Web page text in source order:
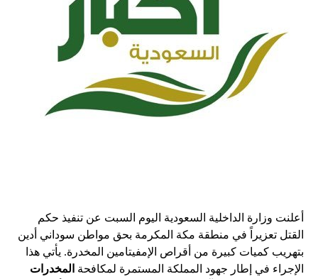
أعلنت وزارة الداخلية السعودية اليوم السبت عن تنفيذ حكم
القتل تعزيراً في منطقة مكة المكرمة بحق مواطن سوداني أدين
بتهريب كميات كبيرة من أقراص الإمفيتامين المخدرة. يأتي هذا
الإجراء في إطار جهود المملكة المستمرة لمكافحة المخدرات